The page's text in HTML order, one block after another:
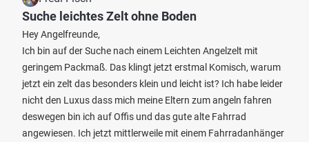
Suche leichtes Zelt ohne Boden
Hey Angelfreunde,
Ich bin auf der Suche nach einem Leichten Angelzelt mit
geringem Packmaß. Das klingt jetzt erstmal Komisch, warum
jetzt ein zelt das besonders klein und leicht ist? Ich habe leider
nicht den Luxus dass mich meine Eltern zum angeln fahren
deswegen bin ich auf Offis und das gute alte Fahrrad
angewiesen. Ich jetzt mittlerweile mit einem Fahrradanhänger